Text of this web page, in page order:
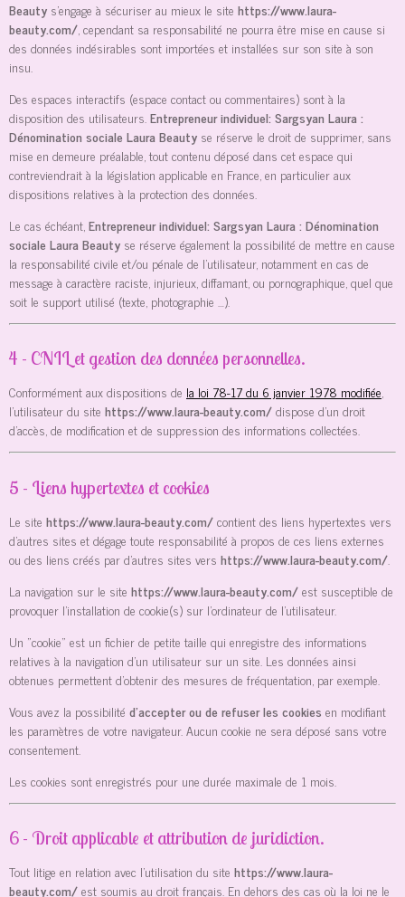
Beauty s’engage à sécuriser au mieux le site https://www.laura-
beauty.com/ , cependant sa responsabilité ne pourra être mise en cause si
des données indésirables sont importées et installées sur son site à son
insu.
Des espaces interactifs (espace contact ou commentaires) sont à la
disposition des utilisateurs. Entrepreneur individuel: Sargsyan Laura :
Dénomination sociale Laura Beauty se réserve le droit de supprimer, sans
mise en demeure préalable, tout contenu déposé dans cet espace qui
contreviendrait à la législation applicable en France, en particulier aux
dispositions relatives à la protection des données.
Le cas échéant, Entrepreneur individuel: Sargsyan Laura : Dénomination
sociale Laura Beauty se réserve également la possibilité de mettre en cause
la responsabilité civile et/ou pénale de l’utilisateur, notamment en cas de
message à caractère raciste, injurieux, diffamant, ou pornographique, quel que
soit le support utilisé (texte, photographie …).
4 - CNIL et gestion des données personnelles.
Conformément aux dispositions de la loi 78-17 du 6 janvier 1978 modifiée,
l’utilisateur du site https://www.laura-beauty.com/dispose d’un droit
d’accès, de modification et de suppression des informations collectées.
5 - Liens hypertextes et cookies
Le site https://www.laura-beauty.com/contient des liens hypertextes vers
d’autres sites et dégage toute responsabilité à propos de ces liens externes
ou des liens créés par d’autres sites vers https://www.laura-beauty.com/
La navigation sur le site https://www.laura-beauty.com/est susceptible de
provoquer l’installation de cookie(s) sur l’ordinateur de l’utilisateur.
Un "cookie" est un fichier de petite taille qui enregistre des informations
relatives à la navigation d’un utilisateur sur un site. Les données ainsi
obtenues permettent d'obtenir des mesures de fréquentation, par exemple.
Vous avez la possibilité d’accepter ou de refuser les cookies en modifiant
les paramètres de votre navigateur. Aucun cookie ne sera déposé sans votre
consentement.
Les cookies sont enregistrés pour une durée maximale de 1 mois.
6 - Droit applicable et attribution de juridiction.
Tout litige en relation avec l’utilisation du site https://www.laura-
beauty.com/est soumis au droit français. En dehors des cas où la loi ne le